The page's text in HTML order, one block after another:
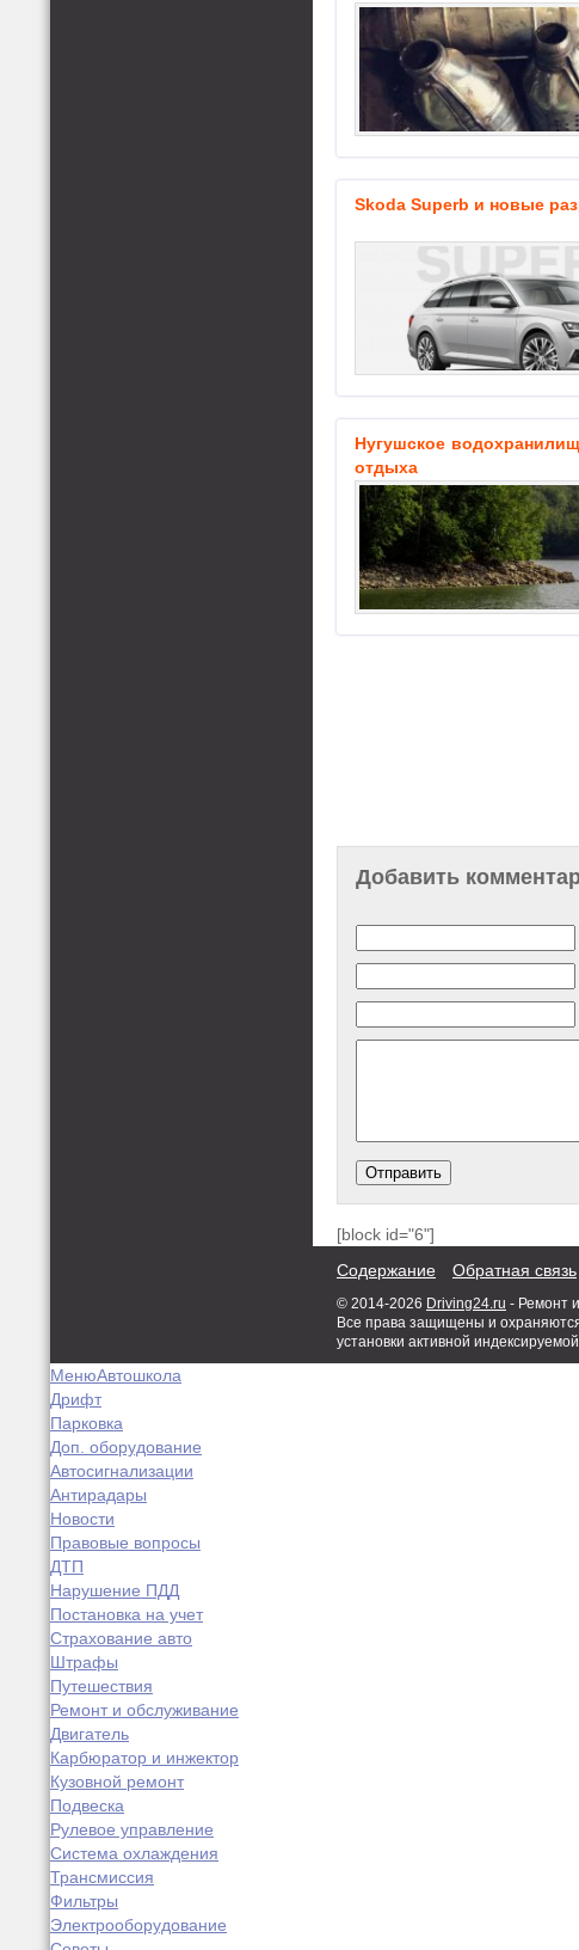
Skoda Superb и новые
Нугушское
отдыха
Добавить
[block id="6"]
Содержание Обратная связь
© 2014-2026 Driving24.ru - Ремонт
Все права защищены и
установки активной
МенюАвтошкола
Дрифт
Парковка
Доп. оборудование
Автосигнализации
Антирадары
Новости
Правовые вопросы
ДТП
Нарушение ПДД
Постановка на учет
Страхование авто
Штрафы
Путешествия
Ремонт и обслуживание
Двигатель
Карбюратор и инжектор
Кузовной ремонт
Подвеска
Рулевое управление
Система охлаждения
Трансмиссия
Фильтры
Электрооборудование